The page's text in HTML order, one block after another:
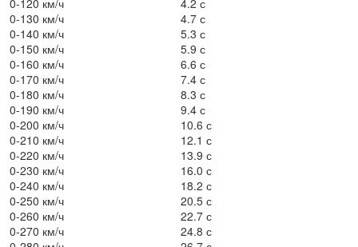
0-120 км/ч
4.2 с
0-130 км/ч
4.7 с
0-140 км/ч
5.3 с
0-150 км/ч
5.9 с
0-160 км/ч
6.6 с
0-170 км/ч
7.4 с
0-180 км/ч
8.3 с
0-190 км/ч
9.4 с
0-200 км/ч
10.6 с
0-210 км/ч
12.1 с
0-220 км/ч
13.9 с
0-230 км/ч
16.0 с
0-240 км/ч
18.2 с
0-250 км/ч
20.5 с
0-260 км/ч
22.7 с
0-270 км/ч
24.8 с